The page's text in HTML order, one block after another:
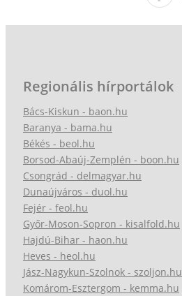
Regionális hírportálok
Bács-Kiskun - baon.hu
Baranya - bama.hu
Békés - beol.hu
Borsod-Abaúj-Zemplén - boon.hu
Csongrád - delmagyar.hu
Dunaújváros - duol.hu
Fejér - feol.hu
Győr-Moson-Sopron - kisalfold.hu
Hajdú-Bihar - haon.hu
Heves - heol.hu
Jász-Nagykun-Szolnok - szoljon.hu
Komárom-Esztergom - kemma.hu